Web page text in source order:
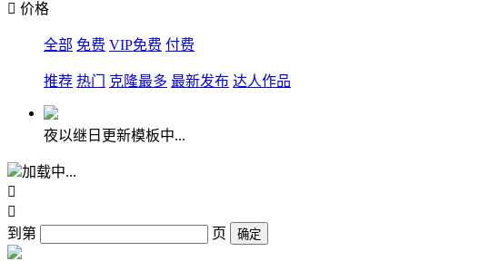
 价格
全部 免费 VIP免费 付费
推荐 热门 克隆最多 最新发布 达人作品
夜以继日更新模板中...
加载中...


到第
页 确定